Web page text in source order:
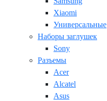
Xiaomi
Универсальные
Наборы заглушек
Sony
Разъемы
Acer
Alcatel
Asus